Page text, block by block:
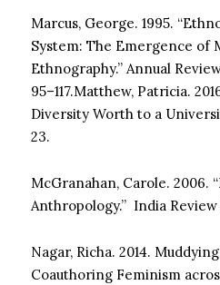
Marcus, George. 1995.
System: The Emergence of
Ethnography.” Annual
95–117.Matthew, Patricia.
Diversity Worth to a
23.
McGranahan, Carole. 2006.
Anthropology.” India Review
Nagar, Richa. 2014.
Coauthoring Feminism